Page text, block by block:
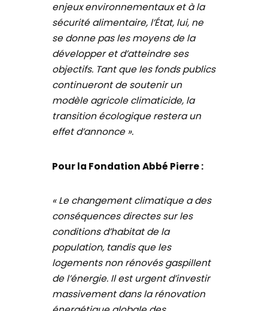
enjeux environnementaux et à la
sécurité alimentaire, l’État, lui, ne
se donne pas les moyens de la
développer et d’atteindre ses
objectifs. Tant que les fonds publics
continueront de soutenir un
modèle agricole climaticide, la
transition écologique restera un
effet d’annonce ».
Pour la Fondation Abbé Pierre :
« Le changement climatique a des
conséquences directes sur les
conditions d’habitat de la
population, tandis que les
logements non rénovés gaspillent
de l’énergie. Il est urgent d’investir
massivement dans la rénovation